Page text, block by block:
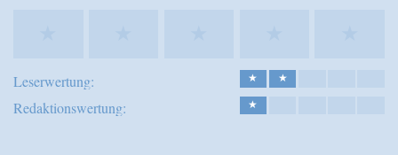
Leserwertung: ★ ★
Redaktionswertung: ★